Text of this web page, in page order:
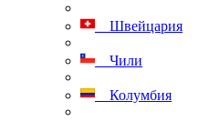
Швейцария
Чили
Колумбия